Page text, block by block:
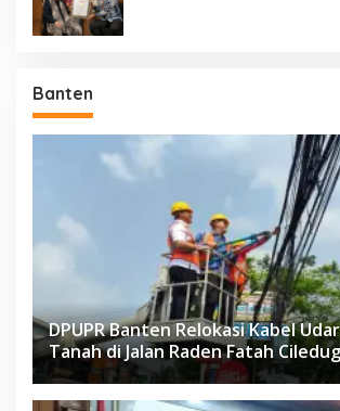
Banten
DPUPR Banten Relokasi Kabel
Tanah di Jalan Raden Fatah Ciledug